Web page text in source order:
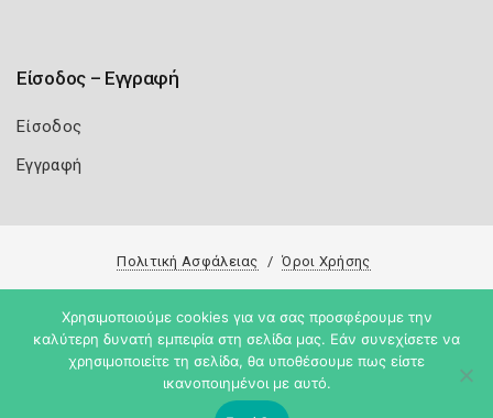
Είσοδος – Εγγραφή
Είσοδος
Εγγραφή
Πολιτική Ασφάλειας Όροι Χρήσης
Copyright 2026 Knowledge A.E.
Χρησιμοποιούμε cookies για να σας προσφέρουμε την
καλύτερη δυνατή εμπειρία στη σελίδα μας. Εάν συνεχίσετε να
χρησιμοποιείτε τη σελίδα, θα υποθέσουμε πως είστε
ικανοποιημένοι με αυτό.